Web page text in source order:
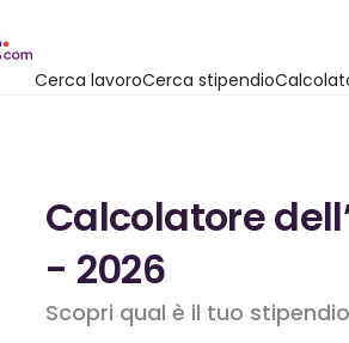
Cerca lavoroCerca stipendio
Calcolatore
- 2026
Scopri qual è il tuo